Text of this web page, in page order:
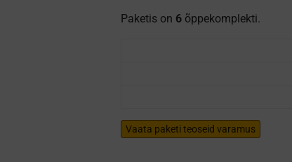
Paketis on 6õppekomplekti.
Vaata paketi teoseid varamus